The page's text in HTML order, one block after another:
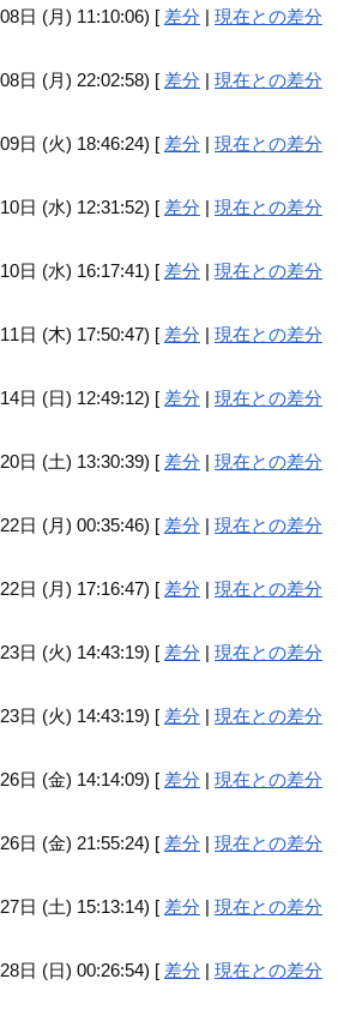
日 (月) 11:10:06) [ 差分 |現在との差分
日 (月) 22:02:58) [ 差分 |現在との差分
日 (火) 18:46:24) [ 差分 |現在との差分
日 (水) 12:31:52) [ 差分 |現在との差分
日 (水) 16:17:41) [ 差分 |現在との差分
日 (木) 17:50:47) [ 差分 |現在との差分
日 (日) 12:49:12) [ 差分 |現在との差分
日 (土) 13:30:39) [ 差分 |現在との差分
日 (月) 00:35:46) [ 差分 |現在との差分
日 (月) 17:16:47) [ 差分 |現在との差分
日 (火) 14:43:19) [ 差分 |現在との差分
日 (火) 14:43:19) [ 差分 |現在との差分
日 (金) 14:14:09) [ 差分 |現在との差分
日 (金) 21:55:24) [ 差分 |現在との差分
日 (土) 15:13:14) [ 差分 |現在との差分
日 (日) 00:26:54) [ 差分 |現在との差分